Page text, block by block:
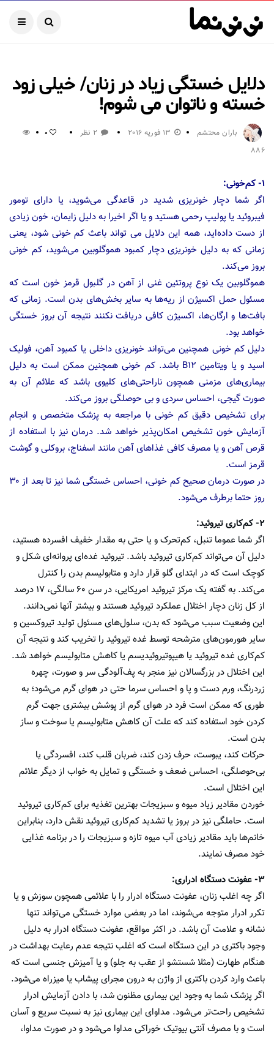
دلایل خستگی زیاد در زنان/ خیلی زود
خسته و ناتوان می شوم!
باران محتشم 13 فوریه 2016 2 نظر 0
886
۱- کم‌خونی:
اگر شما دچار خونریزی شدید در قاعدگی می‌شوید، یا دارای تومور
فیبروئید یا پولیپ رحمی هستید و یا اگر اخیرا به دلیل زایمان، خون زیادی
از دست داده‌اید، همه این دلایل می تواند باعث کم خونی شود، یعنی
زمانی که به دلیل خونریزی دچار کمبود هموگلوبین می‌شوید، کم خونی
بروز می‌کند.
هموگلوبین یک نوع پروتئین غنی از آهن در گلبول قرمز خون است که
مسئول حمل اکسیژن از ریه‌ها به سایر بخش‌‌های بدن است. زمانی که
بافت‌ها و ارگان‌ها، اکسیژن کافی دریافت نکنند نتیجه آن بروز خستگی
خواهد بود.
دلیل کم خونی همچنین می‌تواند خونریزی داخلی یا کمبود آهن، فولیک
اسید و یا ویتامین B12 باشد. کم خونی همچنین ممکن است به دلیل
بیماری‌های مزمنی همچون ناراحتی‌های کلیوی باشد که علائم آن به
صورت گیجی، احساس سردی و بی حوصلگی بروز می‌کند.
برای تشخیص دقیق کم خونی با مراجعه به پزشک متخصص و انجام
آزمایش خون تشخیص امکان‌پذیر خواهد شد. درمان نیز با استفاده از
قرص‌ آهن و یا مصرف کافی غذاهای آهن مانند اسفناج، بروکلی و گوشت
قرمز است.
در صورت درمان صحیح کم خونی، احساس خستگی شما نیز تا بعد از ۳۰
روز حتما برطرف می‌شود.
۲- کم‌کاری تیروئید:
اگر شما عموما تنبل، کم‌تحرک و یا حتی به مقدار خفیف افسرده هستید،
دلیل آن می‌تواند کم‌کاری تیروئید باشد. تیروئید غده‌ای پروانه‌ای شکل و
کوچک است که در ابتدای گلو قرار دارد و متابولیسم بدن را کنترل
می‌کند. به گفته یک مرکز تیروئید امریکایی، در سن ۶۰ سالگی، ۱۷ درصد
از کل زنان دچار اختلال عملکرد تیروئید هستند و بیشتر آنها نمی‌دانند.
این وضعیت سبب می‌شود که بدن، سلول‌های مسئول تولید تیروکسین و
سایر هورمون‌های مترشحه توسط غده تیروئید را تخریب کند و نتیجه آن
کم‌کاری غده تیروئید یا هیپوتیروئیدیسم یا کاهش متابولیسم خواهد شد.
این اختلال در بزرگسالان نیز منجر به پف‌آلودگی سر و صورت، چهره
زردرنگ، ورم دست و پا و احساس سرما حتی در هوای گرم می‌شود؛ به
طوری که ممکن است فرد در هوای گرم از پوشش بیشتری جهت گرم
کردن خود استفاده کند که علت آن کاهش متابولیسم یا سوخت و ساز
بدن است.
حرکات کند، یبوست، حرف زدن کند، ضربان قلب کند، افسردگی یا
بی‌حوصلگی، احساس ضعف و خستگی و تمایل به خواب از دیگر علائم
این اختلال است.
خوردن مقادیر زیاد میوه و سبزیجات بهترین تغذیه برای کم‌کاری تیروئید
است. حاملگی نیز در بروز یا تشدید کم‌کاری تیروئید نقش دارد، بنابراین
خانم‌ها باید مقادیر زیادی آب میوه تازه و سبزیجات را در برنامه غذایی
خود مصرف نمایند.
۳- عفونت دستگاه ادراری:
اگر چه اغلب زنان، عفونت دستگاه ادرار را با علائمی همچون سوزش و یا
تکرر ادرار متوجه می‌شوند، اما در بعضی موارد خستگی می‌تواند تنها
نشانه و علامت آن باشد. در اکثر مواقع، عفونت دستگاه ادرار به دلیل
وجود باکتری در این دستگاه است که اغلب نتیجه عدم رعایت بهداشت در
هنگام طهارت (مثلا شستشو از عقب به جلو) و یا آمیزش جنسی است که
باعث وارد کردن باکتری از واژن به درون مجرای پیشاب یا میزراه می‌شود.
اگر پزشک شما به وجود این بیماری مظنون شد، با دادن آزمایش ادرار
تشخیص راحت‌تر می‌شود. مداوای این بیماری نیز به نسبت سریع و آسان
است و با مصرف آنتی بیوتیک خوراکی مداوا می‌شود و در صورت مداوا،